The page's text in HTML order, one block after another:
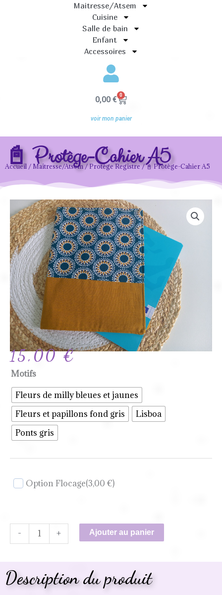
Maitresse/Atsem
Cuisine
Salle de bain
Enfant
Accessoires
0,00 € 0
Panier
voir mon panier
📓 Protège-Cahier A5
Accueil / Maitresse/Atsem/Protège Registre/ 📓 Protège-Cahier A5
15,00€
Motifs
Fleurs de milly bleues et jaunes
Fleurs et papillons fond gris
Lisboa
Ponts gris
Option Flocage(3,00 €)
-
quantité
de
📓
Protège-
Cahier
A5
+ Ajouter au panier
Description du produit